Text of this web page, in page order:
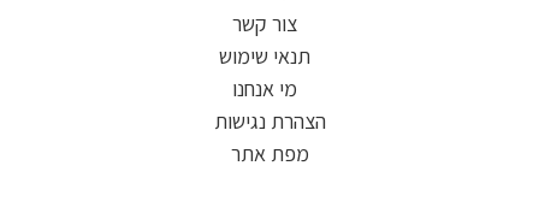
צור קשר
תנאי שימוש
מי אנחנו
הצהרת נגישות
מפת אתר